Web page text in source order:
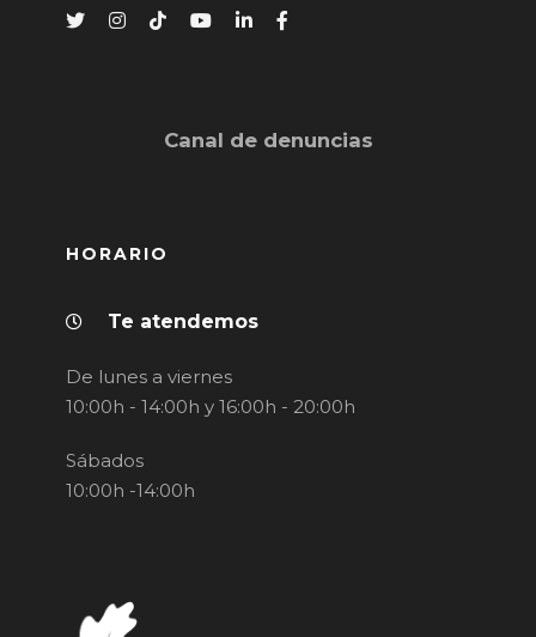
Canal de denuncias
HORARIO
Te atendemos
De lunes a viernes
10:00h - 14:00h y 16:00h - 20:00h
Sábados
10:00h -14:00h